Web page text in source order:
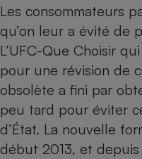
Les consommateurs
qu’on leur a évité de
L’UFC-Que Choisir
pour une révision de
obsolète a fini par
peu tard pour éviter
d’État. La nouvelle
début 2013, et